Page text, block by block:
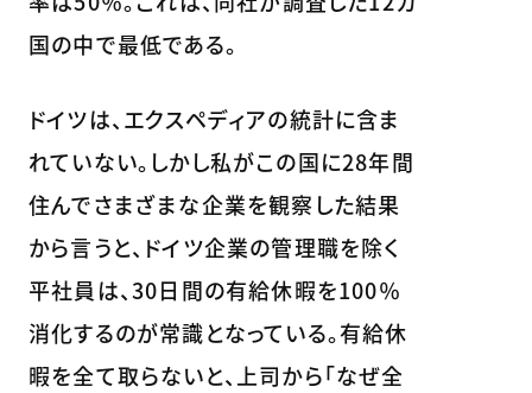
国の中で最低である。
ドイツは、エクスペディアの統計に含ま
れていない。しかし私がこの国に28年間
住んでさまざまな企業を観察した結果
から言うと、ドイツ企業の管理職を除く
平社員は、30日間の有給休暇を100％
消化するのが常識となっている。有給休
暇を全て取らないと、上司から「なぜ全